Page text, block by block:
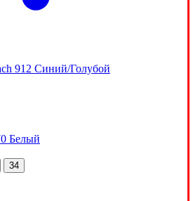
912 Синий/Голубой
Белый
34